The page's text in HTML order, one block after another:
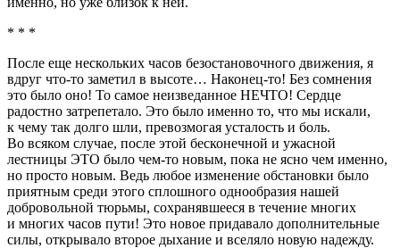
* * *
После еще нескольких часов безостановочного движения, я
вдруг что-то заметил в высоте… Наконец-то! Без сомнения
это было оно! То самое неизведанное НЕЧТО! Сердце
радостно затрепетало. Это было именно то, что мы искали,
к чему так долго шли, превозмогая усталость и боль.
Во всяком случае, после этой бесконечной и ужасной
лестницы ЭТО было чем-то новым, пока не ясно чем именно,
но просто новым. Ведь любое изменение обстановки было
приятным среди этого сплошного однообразия нашей
добровольной тюрьмы, сохранявшееся в течение многих
и многих часов пути! Это новое придавало дополнительные
силы, открывало второе дыхание и вселяло новую надежду.